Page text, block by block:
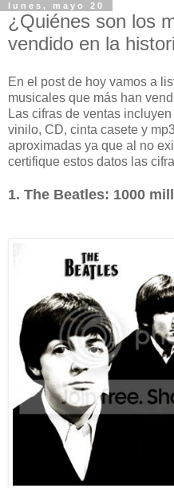
lunes, mayo 20
¿Quiénes son los
vendido en la
En el post de hoy vamos a
musicales que más han
Las cifras de ventas
vinilo, CD, cinta casete y
aproximadas ya que al no
certifique estos datos las
1. The Beatles: 1000